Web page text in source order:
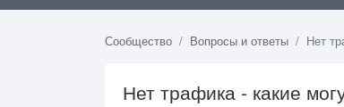
Сообщество Вопросы и ответы Нет
Нет трафика - какие